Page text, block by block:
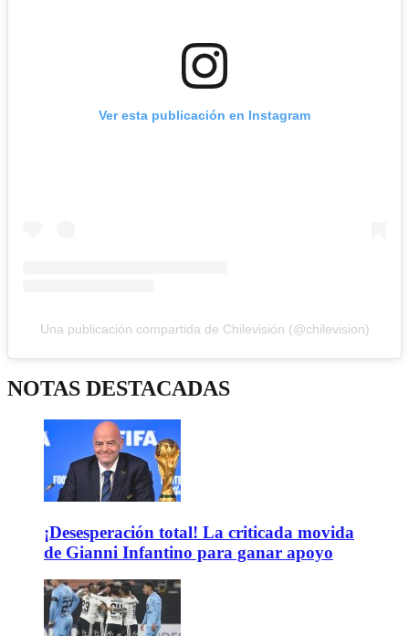
Ver esta publicación en Instagram
Una publicación compartida de Chilevisión (@chilevision)
NOTAS DESTACADAS
¡Desesperación total! La criticada movida
de Gianni Infantino para ganar apoyo